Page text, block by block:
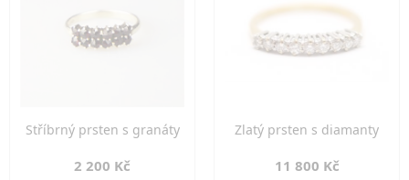
Stříbrný prsten s granáty
2 200 Kč
Zlatý prsten s diamanty
11 800 Kč